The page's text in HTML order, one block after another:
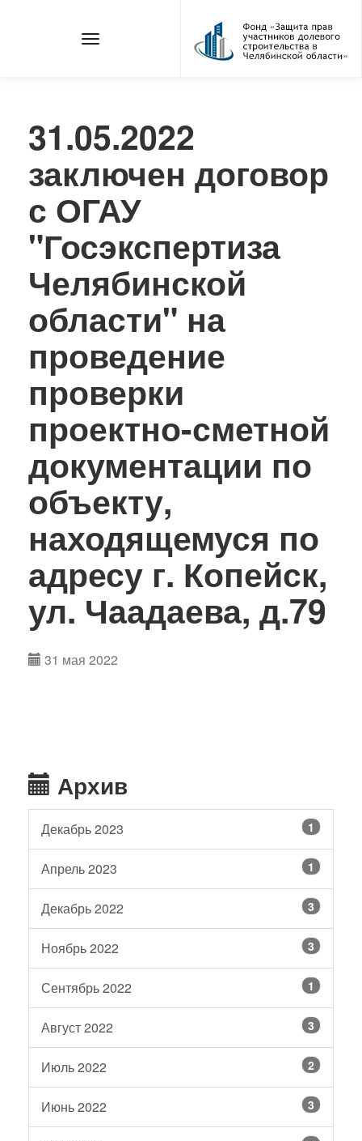
31.05.2022
заключен договор
с ОГАУ
"Госэкспертиза
Челябинской
области" на
проведение
проверки
проектно-сметной
документации по
объекту,
находящемуся по
адресу г. Копейск,
ул. Чаадаева, д.79
31 мая 2022
Архив
Декабрь 2023 1
Апрель 2023 1
Декабрь 2022 3
Ноябрь 2022 3
Сентябрь 2022 1
Август 2022 3
Июль 2022 2
Июнь 2022 3